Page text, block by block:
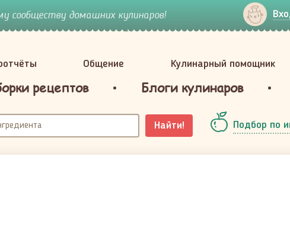
сообществу домашних кулинаров!
Общение Кулинарный помощник
рецептов Блоги кулинаров
Найти! Подбор по